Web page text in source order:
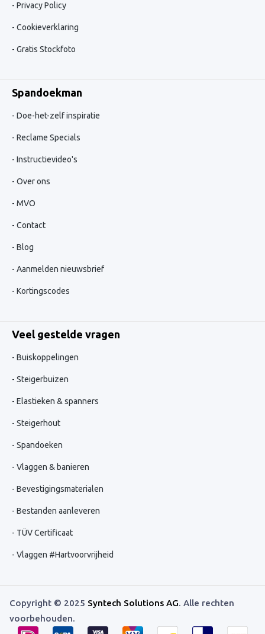
Privacy Policy
Cookieverklaring
Gratis Stockfoto
Spandoekman
Doe-het-zelf inspiratie
Reclame Specials
Instructievideo's
Over ons
MVO
Contact
Blog
Aanmelden nieuwsbrief
Kortingscodes
Veel gestelde vragen
Buiskoppelingen
Steigerbuizen
Elastieken & spanners
Steigerhout
Spandoeken
Vlaggen & banieren
Bevestigingsmaterialen
Bestanden aanleveren
TÜV Certificaat
Vlaggen #Hartvoorvrijheid
Copyright © 2025 Syntech Solutions AG. Alle rechten
voorbehouden.